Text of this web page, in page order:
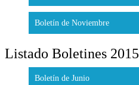
Boletín de Noviembre
Listado Boletines 2015
Boletín de Junio